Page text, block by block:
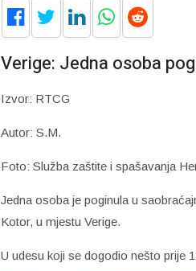
Verige: Jedna osoba
Izvor: RTCG
Autor: S.M.
Foto: Služba zaštite i spašavanja
Jedna osoba je poginula u
Kotor, u mjestu Verige.
U udesu koji se dogodio nešto prije